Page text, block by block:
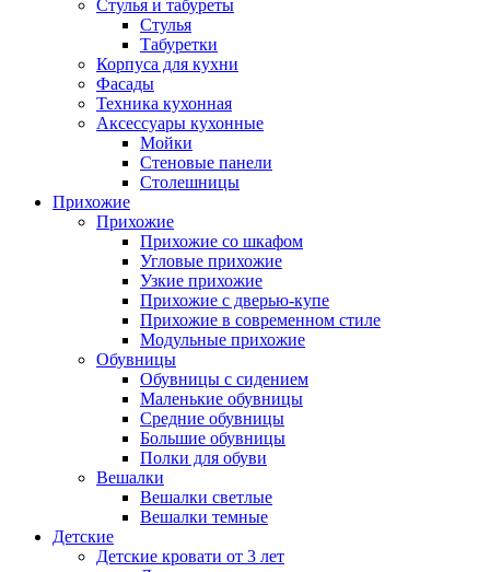
Стулья и табуреты
Стулья
Табуретки
Корпуса для кухни
Фасады
Техника кухонная
Аксессуары кухонные
Мойки
Стеновые панели
Столешницы
Прихожие
Прихожие
Прихожие со шкафом
Угловые прихожие
Узкие прихожие
Прихожие с дверью-купе
Прихожие в современном стиле
Модульные прихожие
Обувницы
Обувницы с сидением
Маленькие обувницы
Средние обувницы
Большие обувницы
Полки для обуви
Вешалки
Вешалки светлые
Вешалки темные
Детские
Детские кровати от 3 лет